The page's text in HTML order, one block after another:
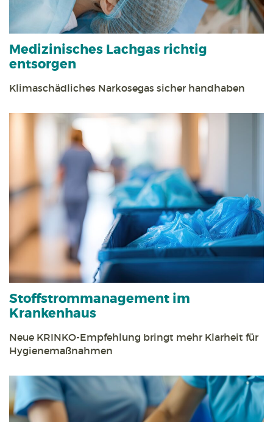
Medizinisches Lachgas richtig
entsorgen
Klimaschädliches Narkosegas sicher handhaben
Stoff­strom­management im
Krankenhaus
Neue KRINKO-Empfehlung bringt mehr Klarheit für
Hygienemaßnahmen